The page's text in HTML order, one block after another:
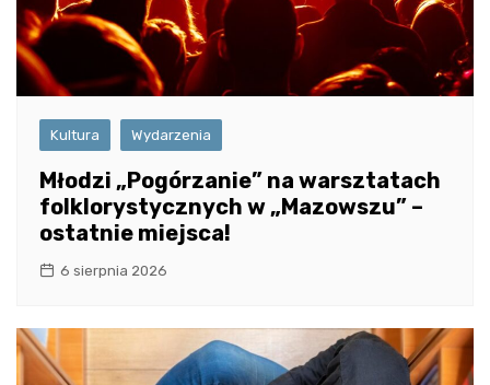
Kultura Wydarzenia
Młodzi „Pogórzanie” na warsztatach
folklorystycznych w „Mazowszu” –
ostatnie miejsca!
6 sierpnia 2026